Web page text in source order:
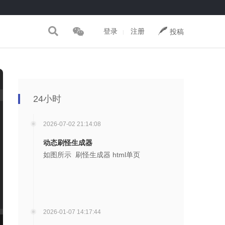
登录 注册 投稿
24小时
2026-07-02 21:14:08
动态刷怪生成器
如图所示 刷怪生成器 html单页
2026-01-07 14:17:44